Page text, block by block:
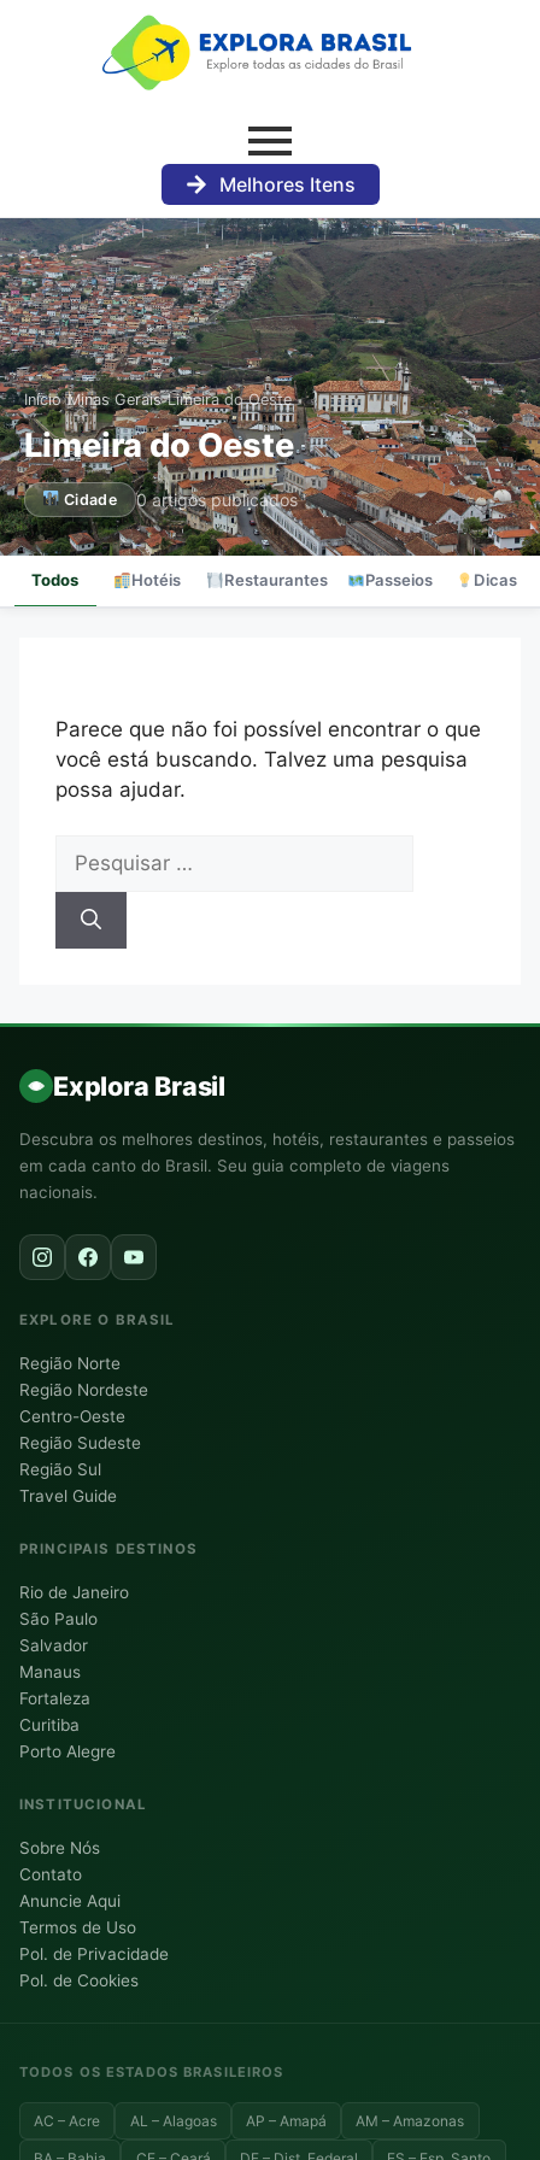
Melhores Itens
Início›Minas Gerais›Limeira do Oeste
Limeira do Oeste
Cidade 0 artigos publicados
Todos Hotéis Restaurantes Passeios Dicas
Parece que não foi possível encontrar o que
você está buscando. Talvez uma pesquisa
possa ajudar.
Explora Brasil
Descubra os melhores destinos, hotéis, restaurantes e passeios
em cada canto do Brasil. Seu guia completo de viagens
nacionais.
EXPLORE O BRASIL
Região Norte
Região Nordeste
Centro-Oeste
Região Sudeste
Região Sul
Travel Guide
PRINCIPAIS DESTINOS
Rio de Janeiro
São Paulo
Salvador
Manaus
Fortaleza
Curitiba
Porto Alegre
INSTITUCIONAL
Sobre Nós
Contato
Anuncie Aqui
Termos de Uso
Pol. de Privacidade
Pol. de Cookies
TODOS OS ESTADOS BRASILEIROS
AC – Acre AL – Alagoas AP – Amapá AM – Amazonas